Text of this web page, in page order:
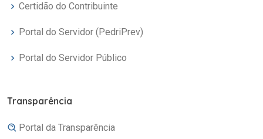
Certidão do Contribuinte
Portal do Servidor (PedriPrev)
Portal do Servidor Público
Transparência
Portal da Transparência